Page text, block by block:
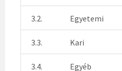
3.2. Egyetemi
3.3. Kari
3.4. Egyéb